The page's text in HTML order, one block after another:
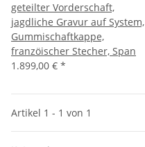
geteilter Vorderschaft,
jagdliche Gravur auf System,
Gummischaftkappe,
franzöischer Stecher, Span
1.899,00 € *
Artikel 1 - 1 von 1